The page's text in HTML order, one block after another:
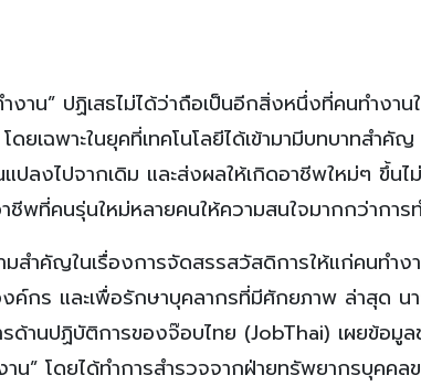
าน” ปฏิเสธไม่ได้ว่าถือเป็นอีกสิ่งหนึ่งที่คนทำงา
ยเฉพาะในยุคที่เทคโนโลยีได้เข้ามามีบทบาทสำคั
ลงไปจากเดิม และส่งผลให้เกิดอาชีพใหม่ๆ ขึ้นไ
พที่คนรุ่นใหม่หลายคนให้ความสนใจมากกว่าการ
สำคัญในเรื่องการจัดสรรสวัสดิการให้แก่คนทำง
งค์กร และเพื่อรักษาบุคลากรที่มีศักยภาพ ล่าสุด
ด้านปฏิบัติการของจ๊อบไทย (JobThai) เผยข้อมู
น” โดยได้ทำการสำรวจจากฝ่ายทรัพยากรบุคคล